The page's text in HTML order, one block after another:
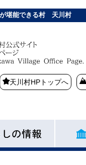
堪能できる村 天川村
天川村HPトップへ